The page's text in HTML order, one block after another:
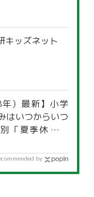
キッズネット
年）最新】小学
はいつからいつ
「夏季休暇一
by